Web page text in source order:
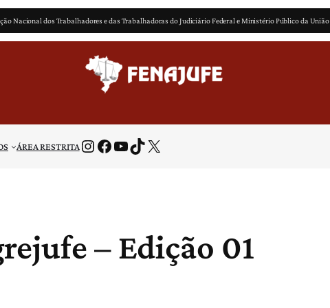
Nacional dos Trabalhadores e das Trabalhadoras do Judiciário Federal e Ministério Público da União
ÁREA RESTRITAInstagram Facebook Youtube TikTok X
– Edição 01